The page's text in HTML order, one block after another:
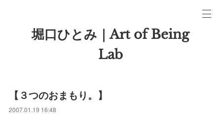
堀口ひとみ｜Art of Being
Lab
【３つのおまもり。】
2007.01.19 16:48